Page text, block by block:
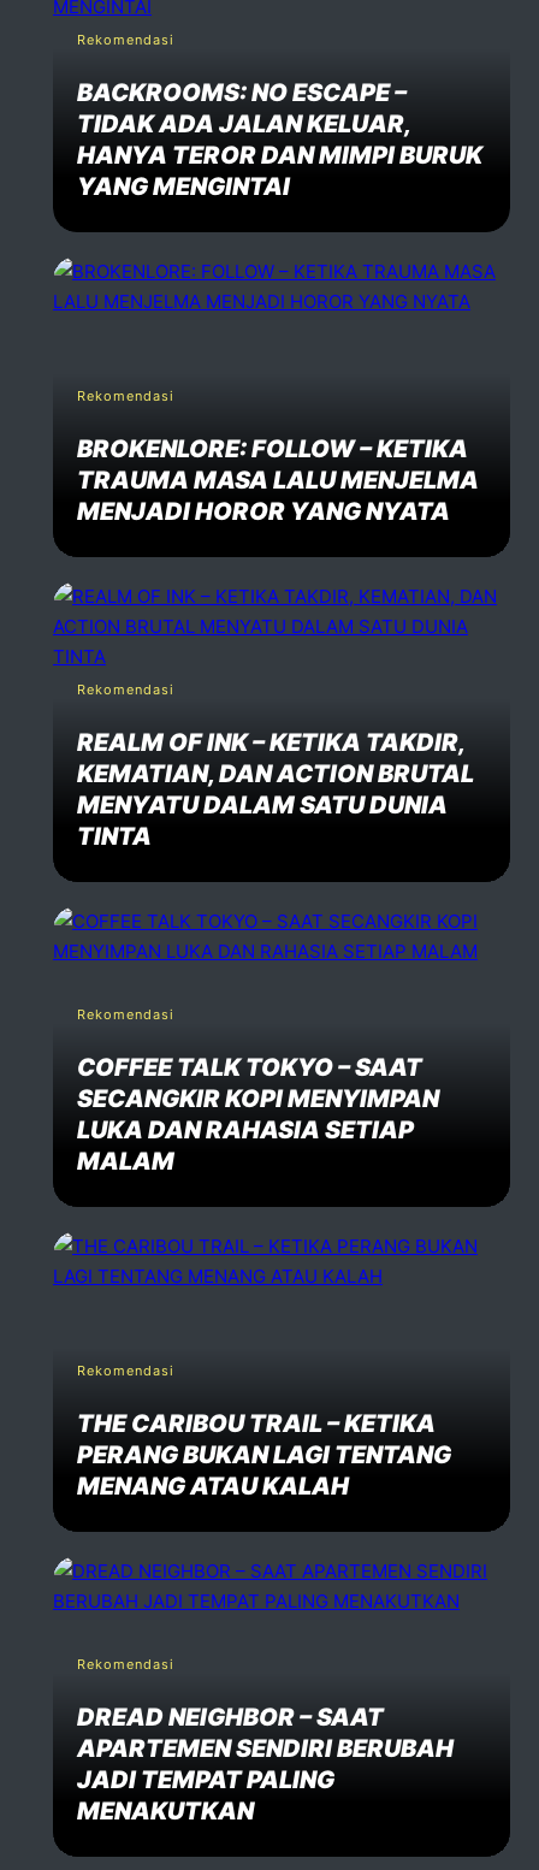
Rekomendasi
BACKROOMS: NO ESCAPE –
TIDAK ADA JALAN KELUAR,
HANYA TEROR DAN MIMPI BURUK
YANG MENGINTAI
Rekomendasi
BROKENLORE: FOLLOW – KETIKA
TRAUMA MASA LALU MENJELMA
MENJADI HOROR YANG NYATA
Rekomendasi
REALM OF INK – KETIKA TAKDIR,
KEMATIAN, DAN ACTION BRUTAL
MENYATU DALAM SATU DUNIA
TINTA
Rekomendasi
COFFEE TALK TOKYO – SAAT
SECANGKIR KOPI MENYIMPAN
LUKA DAN RAHASIA SETIAP
MALAM
Rekomendasi
THE CARIBOU TRAIL – KETIKA
PERANG BUKAN LAGI TENTANG
MENANG ATAU KALAH
Rekomendasi
DREAD NEIGHBOR – SAAT
APARTEMEN SENDIRI BERUBAH
JADI TEMPAT PALING
MENAKUTKAN